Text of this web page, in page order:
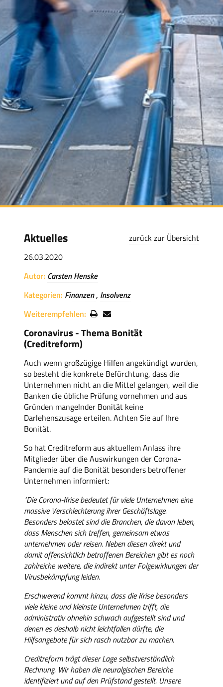
Aktuelles
26.03.2020
Autor: Carsten Henske
Kategorien: Finanzen Insolvenz
Weiterempfehlen:
zurück zur Übersicht
Coronavirus - Thema Bonität
(Creditreform)
Auch wenn großzügige Hilfen angekündigt wurden,
so besteht die konkrete Befürchtung, dass die
Unternehmen nicht an die Mittel gelangen, weil die
Banken die übliche Prüfung vornehmen und aus
Gründen mangelnder Bonität keine
Darlehenszusage erteilen. Achten Sie auf Ihre
Bonität.
So hat Creditreform aus aktuellem Anlass ihre
Mitglieder über die Auswirkungen der Corona-
Pandemie auf die Bonität besonders betroffener
Unternehmen informiert:
"Die Corona-Krise bedeutet für viele Unternehmen eine
massive Verschlechterung ihrer Geschäftslage.
Besonders belastet sind die Branchen, die davon leben,
dass Menschen sich treffen, gemeinsam etwas
unternehmen oder reisen. Neben diesen direkt und
damit offensichtlich betroffenen Bereichen gibt es noch
zahlreiche weitere, die indirekt unter Folgewirkungen der
Virusbekämpfung leiden.
Erschwerend kommt hinzu, dass die Krise besonders
viele kleine und kleinste Unternehmen trifft, die
administrativ ohnehin schwach aufgestellt sind und
denen es deshalb nicht leichtfallen dürfte, die
Hilfsangebote für sich rasch nutzbar zu machen.
Creditreform trägt dieser Lage selbstverständlich
Rechnung. Wir haben die neuralgischen Bereiche
identifiziert und auf den Prüfstand gestellt. Unsere